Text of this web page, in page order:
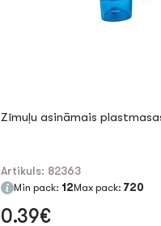
Zīmuļu asināmais
Artikuls: 82363
Min pack: 12Max pack:720
0.39€